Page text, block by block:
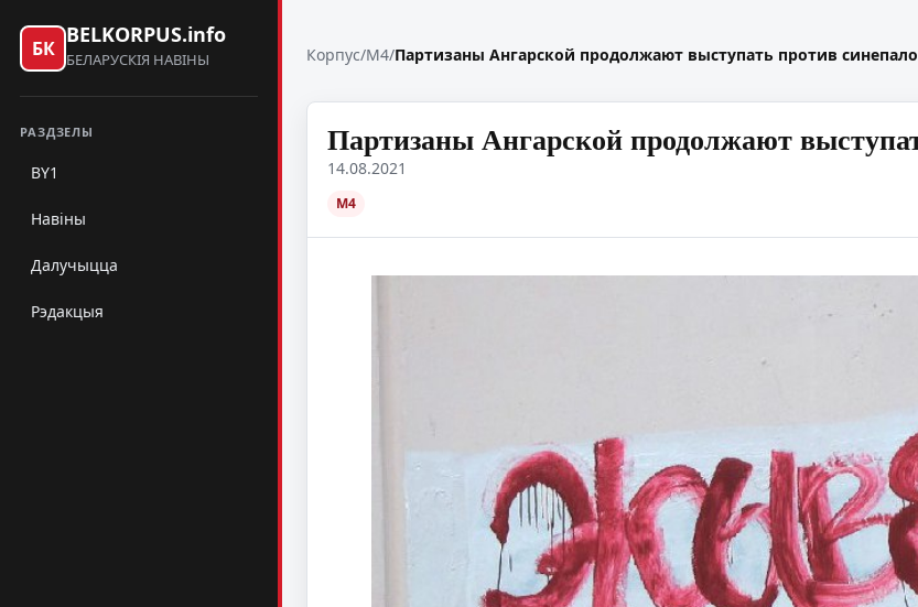
БК
BELKORPUS.info
БЕЛАРУСКІЯ НАВІНЫ
РАЗДЗЕЛЫ
BY1
Навіны
Далучыцца
Рэдакцыя
Корпус/M4/Партизаны Ангарской продолжают выступать против
Партизаны Ангарской продолжают
14.08.2021
M4